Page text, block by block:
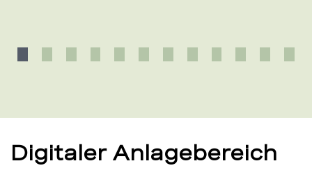
Digitaler Anlagebereich